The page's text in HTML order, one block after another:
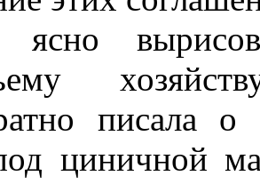
ясно
писала о
циничной